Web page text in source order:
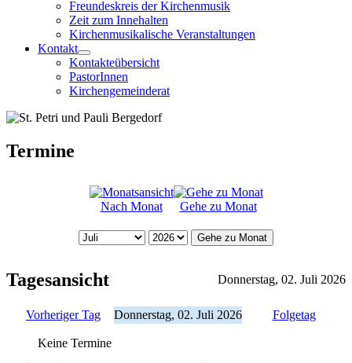
Freundeskreis der Kirchenmusik
Zeit zum Innehalten
Kirchenmusikalische Veranstaltungen
Kontakt
Kontakteübersicht
PastorInnen
Kirchengemeinderat
Termine
Nach Monat Gehe zu Monat
Gehe zu Monat
Tagesansicht Donnerstag, 02. Juli 2026
Vorheriger Tag Donnerstag, 02. Juli 2026 Folgetag
Keine Termine